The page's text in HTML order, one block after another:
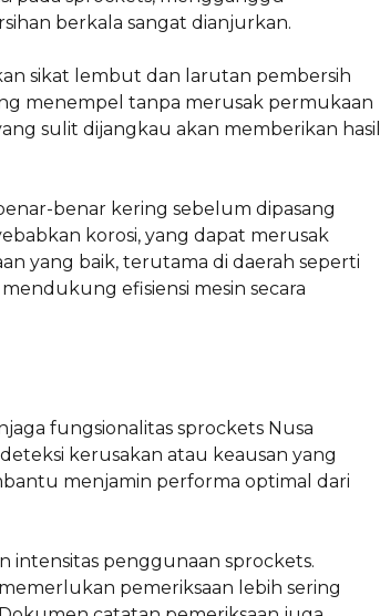
berkala sangat dianjurkan.
sikat lembut dan larutan pembersih
menempel tanpa merusak permukaan
sulit dijangkau akan memberikan hasil
benar kering sebelum dipasang
korosi, yang dapat merusak
yang baik, terutama di daerah seperti
efisiensi mesin secara
fungsionalitas sprockets Nusa
kerusakan atau keausan yang
menjamin performa optimal dari
intensitas penggunaan sprockets.
pemeriksaan lebih sering